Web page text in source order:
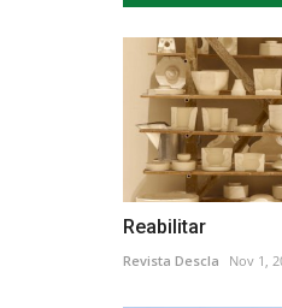
Reabilitar
Revista Descla Nov 1,